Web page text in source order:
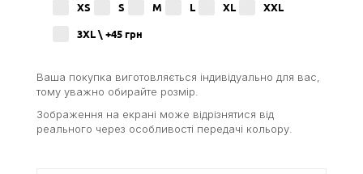
XS S M L XL XXL
3XL \ +45 грн
Ваша покупка виготовляється індивідуально для вас,
тому уважно обирайте розмір.
Зображення на екрані може відрізнятися від
реального через особливості передачі кольору.